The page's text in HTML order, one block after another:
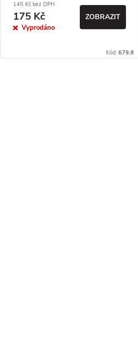
145 Kč bez DPH
175 Kč
Vyprodáno
ZOBRAZIT
Kód: 679.8